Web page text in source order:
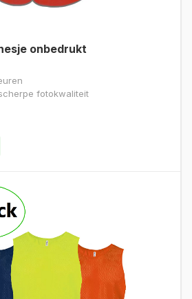
onbedrukt
fotokwaliteit